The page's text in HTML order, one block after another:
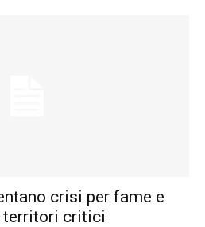
crisi per fame e
territori critici